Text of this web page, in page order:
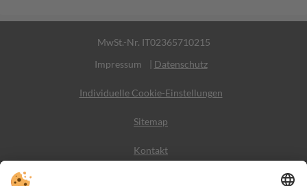
MwSt.-Nr. IT02365710215
Impressum
| Datenschutz
Individuelle Cookie-Einstellungen
Sitemap
Kontakt